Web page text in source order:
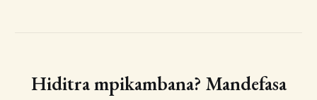
Hiditra mpikambana? Mandefasa